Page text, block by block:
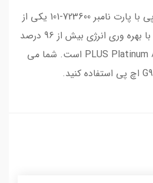
پاور 800 واتی سرور G9 اچ پی با پارت نامبر 723600-101 یکی از
منبع تغذیه های Flex Slot با بهره وری انرژی بیش از 96 درصد
است که دارای گواهینامه 80 PLUS Platinum است. شما می